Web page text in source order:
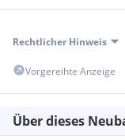
Kukacka sehr gerne
Rechtlicher Hinweis
Vorgereihte Anzeige
Über dieses